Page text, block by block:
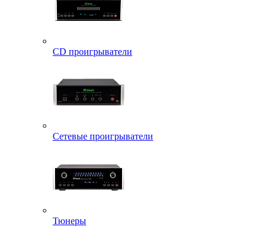
CD проигрыватели
Сетевые проигрыватели
Тюнеры